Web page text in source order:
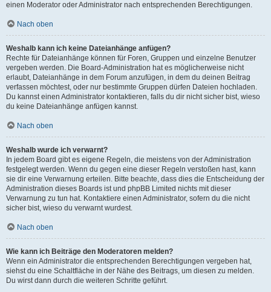
einen Moderator oder Administrator nach entsprechenden Berechtigungen.
Nach oben
Weshalb kann ich keine Dateianhänge anfügen?
Rechte für Dateianhänge können für Foren, Gruppen und einzelne Benutzer
vergeben werden. Die Board-Administration hat es möglicherweise nicht
erlaubt, Dateianhänge in dem Forum anzufügen, in dem du deinen Beitrag
verfassen möchtest, oder nur bestimmte Gruppen dürfen Dateien hochladen.
Du kannst einen Administrator kontaktieren, falls du dir nicht sicher bist, wieso
du keine Dateianhänge anfügen kannst.
Nach oben
Weshalb wurde ich verwarnt?
In jedem Board gibt es eigene Regeln, die meistens von der Administration
festgelegt werden. Wenn du gegen eine dieser Regeln verstoßen hast, kann
sie dir eine Verwarnung erteilen. Bitte beachte, dass dies die Entscheidung der
Administration dieses Boards ist und phpBB Limited nichts mit dieser
Verwarnung zu tun hat. Kontaktiere einen Administrator, sofern du die nicht
sicher bist, wieso du verwarnt wurdest.
Nach oben
Wie kann ich Beiträge den Moderatoren melden?
Wenn ein Administrator die entsprechenden Berechtigungen vergeben hat,
siehst du eine Schaltfläche in der Nähe des Beitrags, um diesen zu melden.
Du wirst dann durch die weiteren Schritte geführt.